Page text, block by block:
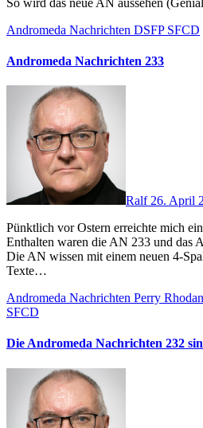
Andromeda Nachrichten DSFP SFCD
Andromeda Nachrichten 233
Ralf 26. April
Pünktlich vor Ostern erreichte mich eine dickes Lesepaket.
Enthalten waren die AN 233 und das
Die AN wissen mit einem neuen 4-
Texte…
Andromeda Nachrichten Perry Rhodan
SFCD
Die Andromeda Nachrichten 232